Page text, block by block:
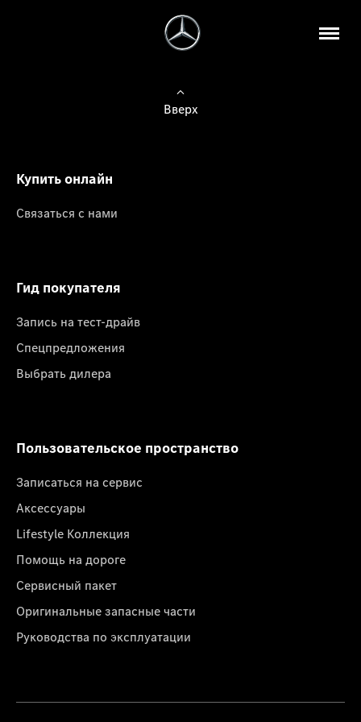
Вверх
Купить онлайн
Связаться с нами
Гид покупателя
Запись на тест-драйв
Спецпредложения
Выбрать дилера
Пользовательское пространство
Записаться на сервис
Аксессуары
Lifestyle Коллекция
Помощь на дороге
Сервисный пакет
Оригинальные запасные части
Руководства по эксплуатации